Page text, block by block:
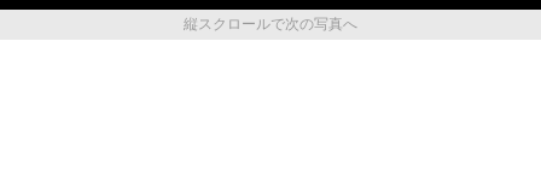
縦スクロールで次の写真へ